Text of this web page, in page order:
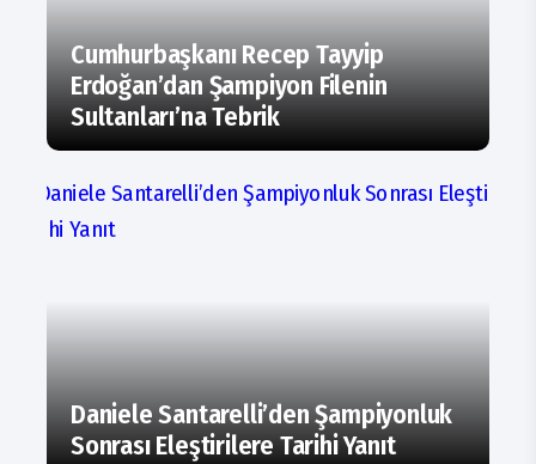
Cumhurbaşkanı Recep Tayyip
Erdoğan’dan Şampiyon Filenin
Sultanları’na Tebrik
Daniele Santarelli’den Şampiyonluk
Sonrası Eleştirilere Tarihi Yanıt